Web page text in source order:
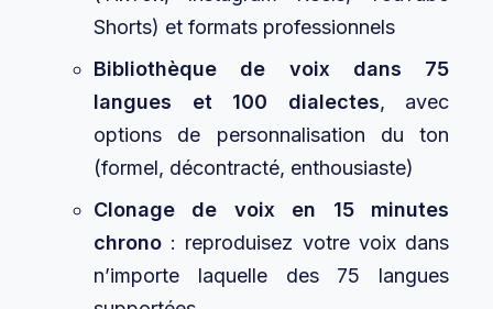
Shorts) et formats professionnels
Bibliothèque de voix dans 75
langues et 100 dialectes, avec
options de personnalisation du ton
(formel, décontracté, enthousiaste)
Clonage de voix en 15 minutes
chrono : reproduisez votre voix dans
n’importe laquelle des 75 langues